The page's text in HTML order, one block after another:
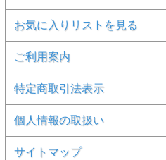
お気に入りリストを見る
ご利用案内
特定商取引法表示
個人情報の取扱い
サイトマップ